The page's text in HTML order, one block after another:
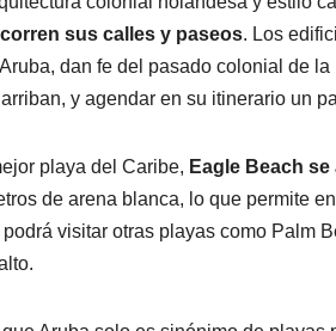
sus calles y paseos. Los
dan fe del pasado colonial de
y agendar en su itinerario un
playa del Caribe, Eagle Beach
de arena blanca, lo que permite
visitar otras playas como Palm